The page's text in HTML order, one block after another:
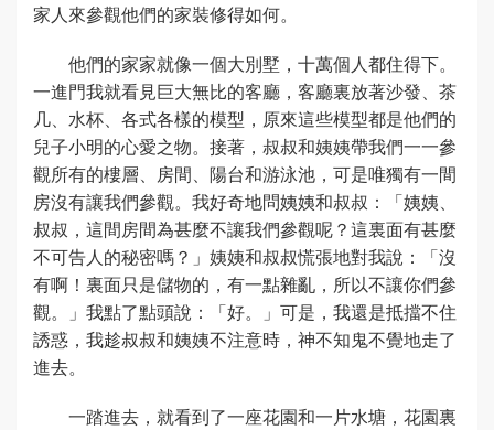
家人來參觀他們的家裝修得如何。
他們的家家就像一個大別墅，十萬個人都住得下。
一進門我就看見巨大無比的客廳，客廳裏放著沙發、茶
几、水杯、各式各樣的模型，原來這些模型都是他們的
兒子小明的心愛之物。接著，叔叔和姨姨帶我們一一參
觀所有的樓層、房間、陽台和游泳池，可是唯獨有一間
房沒有讓我們參觀。我好奇地問姨姨和叔叔：「姨姨、
叔叔，這間房間為甚麼不讓我們參觀呢？這裏面有甚麼
不可告人的秘密嗎？」姨姨和叔叔慌張地對我說：「沒
有啊！裏面只是儲物的，有一點雜亂，所以不讓你們參
觀。」我點了點頭說：「好。」可是，我還是抵擋不住
誘惑，我趁叔叔和姨姨不注意時，神不知鬼不覺地走了
進去。
一踏進去，就看到了一座花園和一片水塘，花園裏